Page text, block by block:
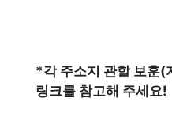
*각 주소지 관할 보훈(
링크를 참고해 주세요!